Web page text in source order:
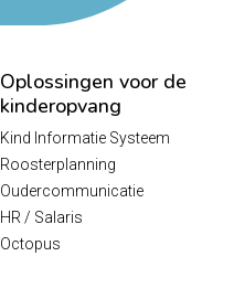
Oplossingen voor de
kinderopvang
Kind Informatie Systeem
Roosterplanning
Oudercommunicatie
HR / Salaris
Octopus